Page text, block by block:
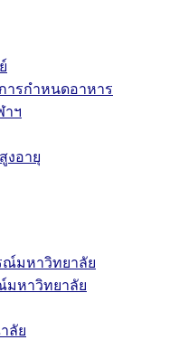
ารกำหนดอาหาร
าฯ
งอายุ
ณ์มหาวิทยาลัย
มหาวิทยาลัย
ลัย